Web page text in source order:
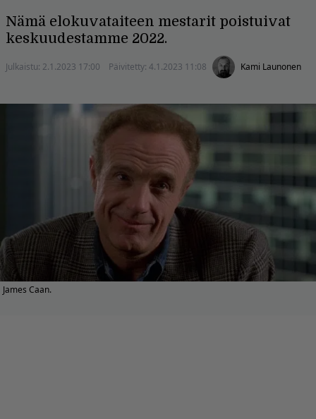
Nämä elokuvataiteen mestarit poistuivat
keskuudestamme 2022.
Julkaistu: 2.1.2023 17:00 Päivitetty: 4.1.2023 11:08 Kami Launonen
James Caan.